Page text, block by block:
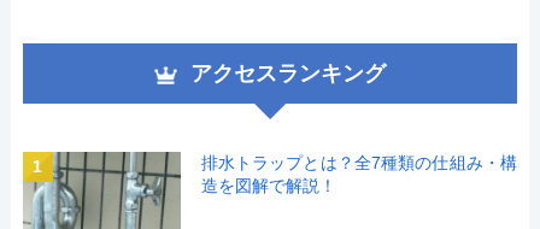
アクセスランキング
1
排水トラップとは？全7種類の仕組み・構
造を図解で解説！